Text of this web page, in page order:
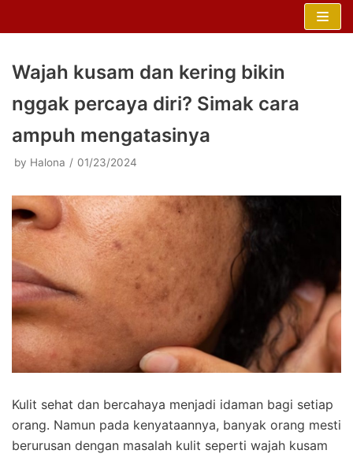
Wajah kusam dan kering bikin
nggak percaya diri? Simak cara
ampuh mengatasinya
by Halona 01/23/2024
Kulit sehat dan bercahaya menjadi idaman bagi setiap
orang. Namun pada kenyataannya, banyak orang mesti
berurusan dengan masalah kulit seperti wajah kusam